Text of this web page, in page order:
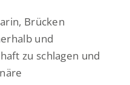
Brücken
und
zu schlagen und